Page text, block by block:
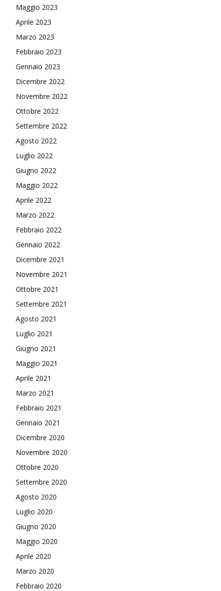
Maggio 2023
Aprile 2023
Marzo 2023
Febbraio 2023
Gennaio 2023
Dicembre 2022
Novembre 2022
Ottobre 2022
Settembre 2022
Agosto 2022
Luglio 2022
Giugno 2022
Maggio 2022
Aprile 2022
Marzo 2022
Febbraio 2022
Gennaio 2022
Dicembre 2021
Novembre 2021
Ottobre 2021
Settembre 2021
Agosto 2021
Luglio 2021
Giugno 2021
Maggio 2021
Aprile 2021
Marzo 2021
Febbraio 2021
Gennaio 2021
Dicembre 2020
Novembre 2020
Ottobre 2020
Settembre 2020
Agosto 2020
Luglio 2020
Giugno 2020
Maggio 2020
Aprile 2020
Marzo 2020
Febbraio 2020